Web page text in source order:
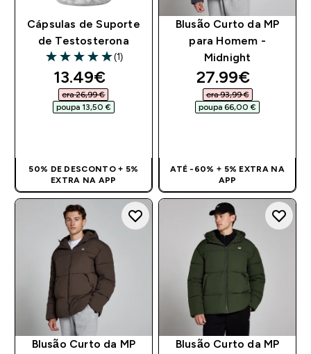
Cápsulas de Suporte
de Testosterona
5 out of 5 stars
(1)
discounted price
13.49€‎
era 26,99 €‎
poupa 13,50 €‎
50% DE DESCONTO + 5%
EXTRA NA APP
Blusão Curto da MP
para Homem -
Midnight
discounted
27.99€‎
era 93,99 €‎
poupa 66,00 €‎
ATÉ -60% + 5% EXTRA NA
APP
Blusão Curto da MP
Blusão Curto da MP